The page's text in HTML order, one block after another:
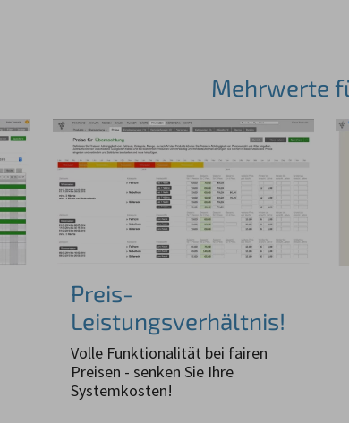
Mehrwerte
Preis-
Leistungsverhältnis!
Volle Funktionalität bei fairen
Preisen - senken Sie Ihre
Systemkosten!